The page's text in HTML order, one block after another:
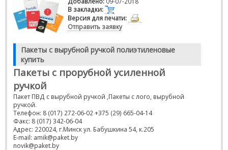
В закладки:
Версия для печати:
Отправить заявку
Пакеты с вырубной ручкой полиэтиленовые
купить
Пакеты с прорубной усиленной
ручкой
Пакет ПВД с вырубной ручкой ,Пакеты с лого, вырубной
ручкой.
Телефон: 8 (017) 272-06-02 +375 (29) 665-04-14
Факс: 8 (017) 342-06-04
Адрес: 220024, г.Минск ул. Бабушкина 54, к.205
E-mail: amik@paket.by
novik@paket.by